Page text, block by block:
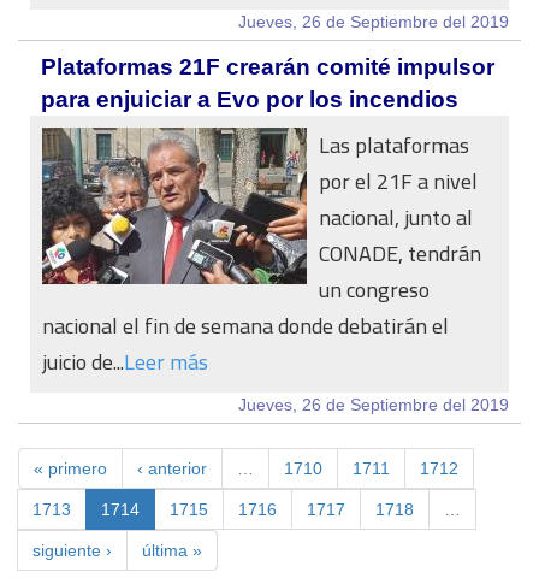
Jueves, 26 de Septiembre del 2019
Plataformas 21F crearán comité impulsor
para enjuiciar a Evo por los incendios
Las plataformas
por el 21F a nivel
nacional, junto al
CONADE, tendrán
un congreso
nacional el fin de semana donde debatirán el
juicio de...Leer más
Jueves, 26 de Septiembre del 2019
« primero ‹ anterior 1710 1711 1712
1713 1714 1715 1716 1717 1718
siguiente › última »